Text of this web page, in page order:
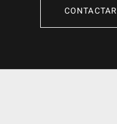
CONTACTAR